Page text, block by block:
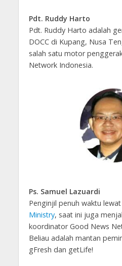
Pdt. Ruddy Harto
Pdt. Ruddy Harto adalah
DOCC di Kupang, Nusa
salah satu motor
Network Indonesia.
Ps. Samuel Lazuardi
Penginjil penuh waktu
Ministry, saat ini juga
koordinator Good News
Beliau adalah mantan
gFresh dan getLife!